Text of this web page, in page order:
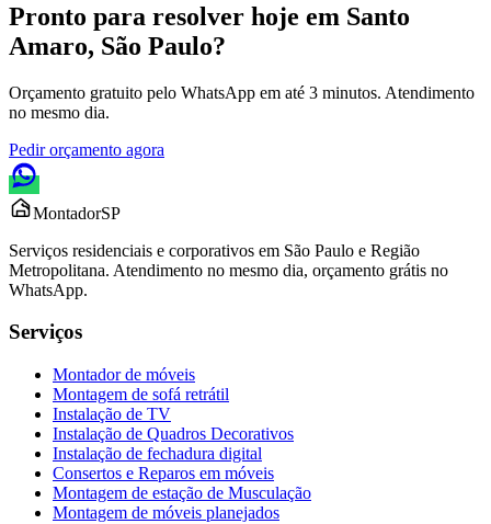
Pronto para resolver hoje em Santo
Amaro, São Paulo?
Orçamento gratuito pelo WhatsApp em até 3 minutos. Atendimento
no mesmo dia.
Pedir orçamento agora
MontadorSP
Serviços residenciais e corporativos em São Paulo e Região
Metropolitana. Atendimento no mesmo dia, orçamento grátis no
WhatsApp.
Serviços
Montador de móveis
Montagem de sofá retrátil
Instalação de TV
Instalação de Quadros Decorativos
Instalação de fechadura digital
Consertos e Reparos em móveis
Montagem de estação de Musculação
Montagem de móveis planejados